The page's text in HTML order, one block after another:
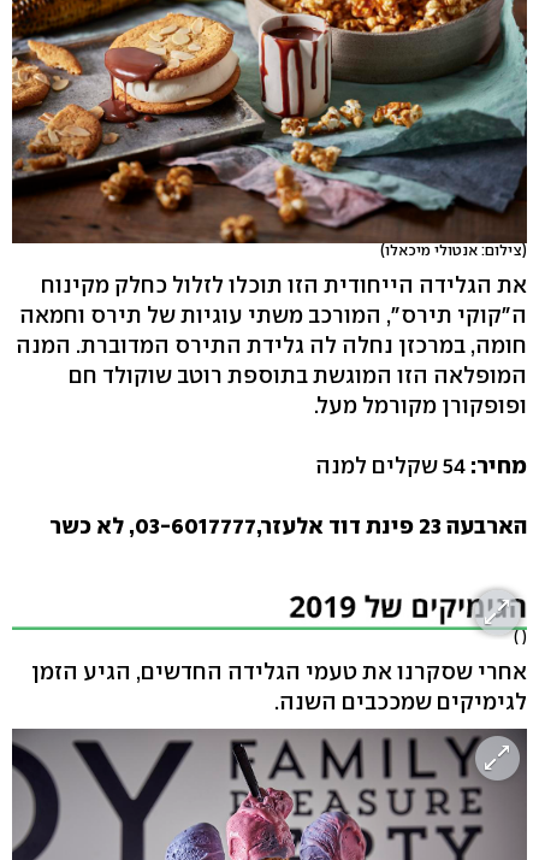
(צילום: אנטולי מיכאלו)
את הגלידה הייחודית הזו תוכלו לזלול כחלק מקינוח
ה"קוקי תירס", המורכב משתי עוגיות של תירס וחמאה
חומה, במרכזן נחלה לה גלידת התירס המדוברת. המנה
המופלאה הזו המוגשת בתוספת רוטב שוקולד חם
ופופקורן מקורמל מעל.
מחיר:
הארבעה 23 פינת דוד אלעזר,03-6017777, לא כשר
( )
אחרי שסקרנו את טעמי הגלידה החדשים, הגיע הזמן
לגימיקים שמככבים השנה.